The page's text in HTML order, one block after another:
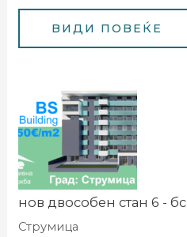
нов двособен стан 6 - бс
Струмица